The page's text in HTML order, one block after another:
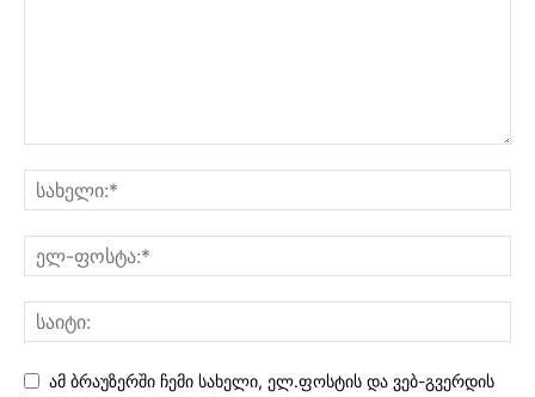
ამ ბრაუზერში ჩემი სახელი, ელ.ფოსტის და ვებ-გვერდის